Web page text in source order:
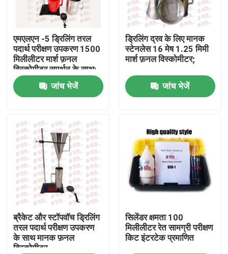
हमारे बारे में
फैक्टरी यात्रा
गुणवत्ता नियंत्रण
हमसे संपर्क करें
एक बोली का अनुरोध
यूनिवर्सल टेस्टिंग मशीन
मृदा परीक्षण मशीन
कंक्रीट परीक्षण मशीन
एमएलएन -5 ड्रिलिंग तरल
पदार्थ परीक्षण उपकरण 1500
मिलीलीटर मार्श फ़नल
विस्कोमीटर समर्थन के साथ:
जांच भेजें
ड्रिलिंग द्रव के लिए मानक
स्टेनलेस 16 मेष 1.25 मिमी
मार्श फ़नल विस्कोमीटर;
जांच भेजें
ब्रैकेट और स्टॉपवॉच ड्रिलिंग
तरल पदार्थ परीक्षण उपकरण
के साथ मानक फ़नल
विस्कोमीटर
सिलेंडर क्षमता 100
मिलीलीटर रेत सामग्री परीक्षण
किट इंटरटेक प्रमाणित